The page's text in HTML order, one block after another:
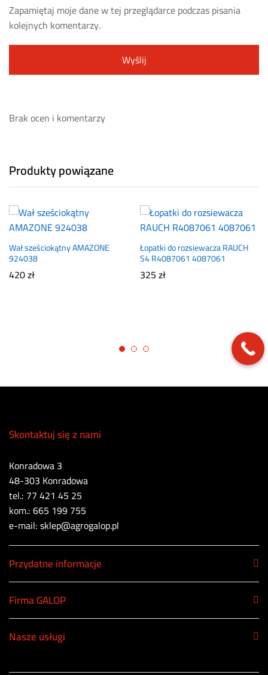
Zapamiętaj moje dane w tej przeglądarce podczas pisania
kolejnych komentarzy.
Brak ocen i komentarzy
Produkty powiązane
Wał sześciokątny AMAZONE
924038
420zł
Łopatki do rozsiewacza RAUCH
S4 R4087061 4087061
325zł
Skontaktuj się z nami
Konradowa 3
48-303 Konradowa
tel.: 77 421 45 25
kom.: 665 199 755
e-mail: sklep@agrogalop.pl
Przydatne informacje
Firma GALOP
Nasze usługi